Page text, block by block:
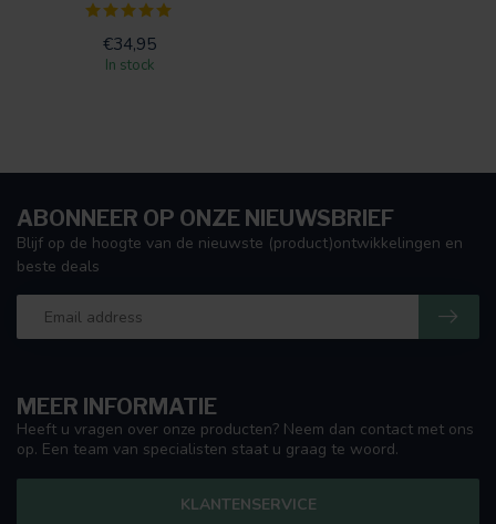
€34,95
In stock
MEER INFORMATIE
Heeft u vragen over onze producten? Neem dan contact met ons
op. Een team van specialisten staat u graag te woord.
KLANTENSERVICE
ABONNEER OP ONZE NIEUWSBRIEF
Blijf op de hoogte van de nieuwste (product)ontwikkelingen en
beste deals